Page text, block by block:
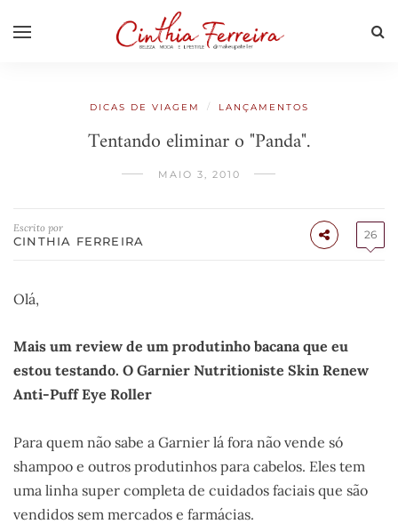
DICAS DE VIAGEM / LANÇAMENTOS
Tentando eliminar o "Panda".
MAIO 3, 2010
Escrito por
CINTHIA FERREIRA 26
Olá,
Mais um review de um produtinho bacana que eu
estou testando. O Garnier Nutritioniste Skin Renew
Anti-Puff Eye Roller
Para quem não sabe a Garnier lá fora não vende só
shampoo e outros produtinhos para cabelos. Eles tem
uma linha super completa de cuidados faciais que são
vendidos sem mercados e farmácias.